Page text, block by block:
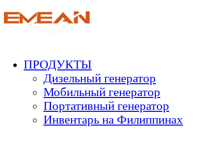
ПРОДУКТЫ
Дизельный генератор
Мобильный генератор
Портативный генератор
Инвентарь на Филиппинах